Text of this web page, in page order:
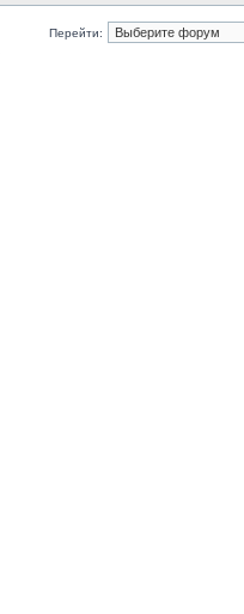
Перейти: